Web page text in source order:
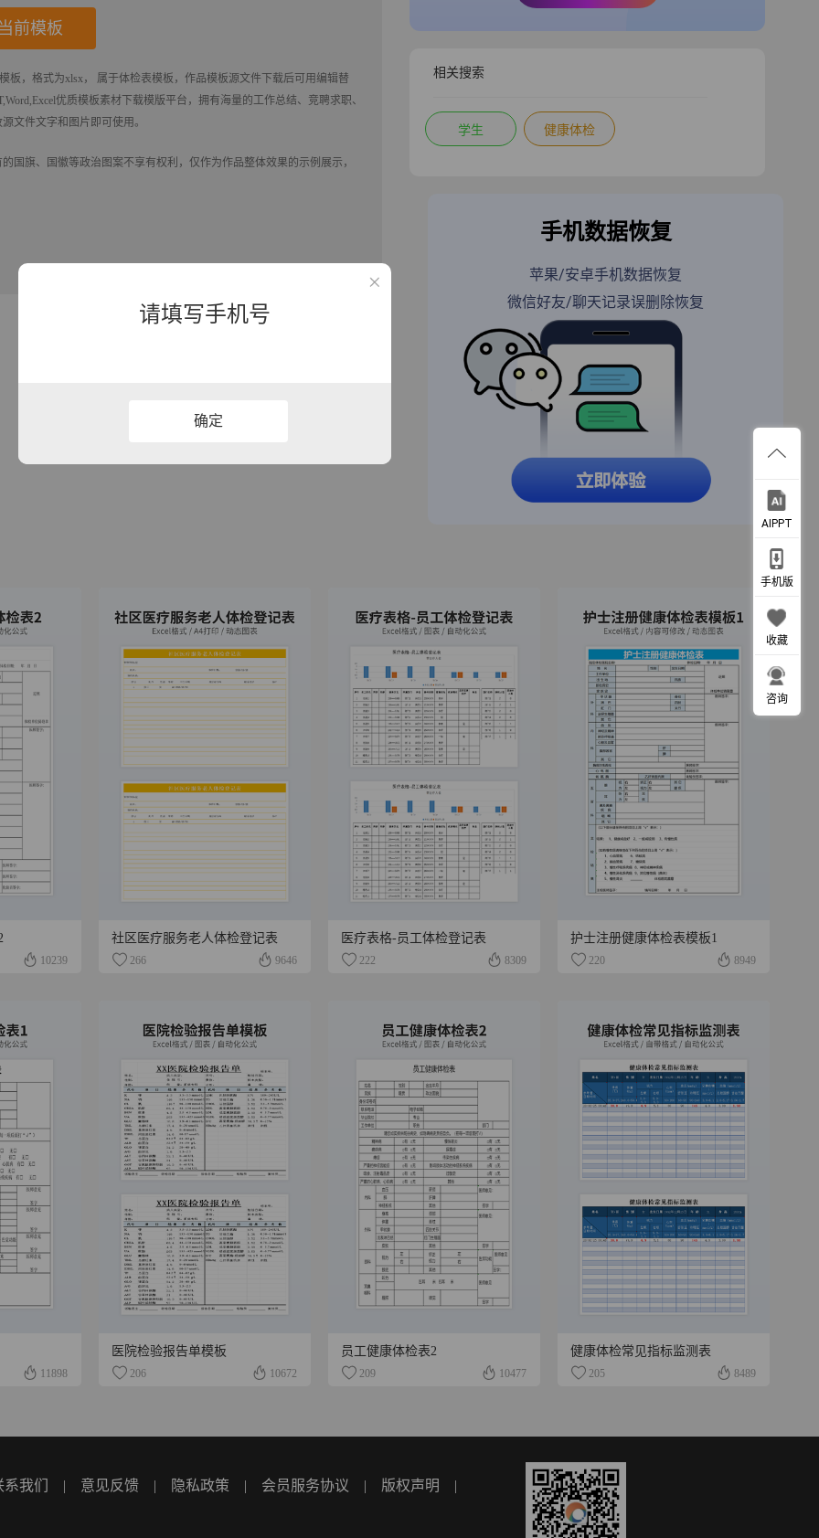
前模板
板，格式为xlsx， 属于体检表模板，作品模板源文件下载后可用编辑替
优质模板素材下载模版平台，拥有海量的工作总结、竞聘求职、
文件文字和图片即可使用。
国旗、国徽等政治图案不享有权利，仅作为作品整体效果的示例展示，
相关搜索
学生 健康体检
手机数据恢复
苹果/安卓手机数据恢复
微信好友/聊天记录误删除恢复
10239
社区医疗服务老人体检登记表
266 9646
医疗表格-员工体检登记表
222 8309
护士注册健康体检表模板1
220 8949
11898
医院检验报告单模板
206 10672
员工健康体检表2
209 10477
健康体检常见指标监测表
205 8489
AIPPT
手机版
收藏
咨询
系我们 | 意见反馈 | 隐私政策 | 会员服务协议 | 版权声明 |
请填写手机号
确定